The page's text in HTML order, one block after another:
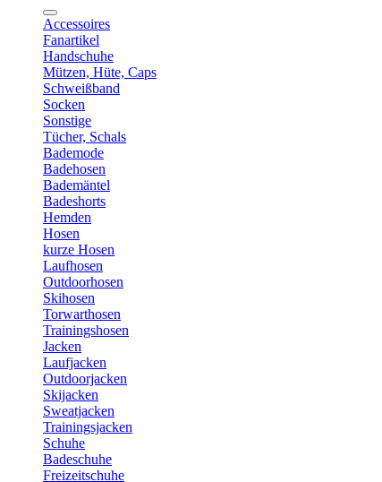
Accessoires
Fanartikel
Handschuhe
Mützen, Hüte, Caps
Schweißband
Socken
Sonstige
Tücher, Schals
Bademode
Badehosen
Bademäntel
Badeshorts
Hemden
Hosen
kurze Hosen
Laufhosen
Outdoorhosen
Skihosen
Torwarthosen
Trainingshosen
Jacken
Laufjacken
Outdoorjacken
Skijacken
Sweatjacken
Trainingsjacken
Schuhe
Badeschuhe
Freizeitschuhe